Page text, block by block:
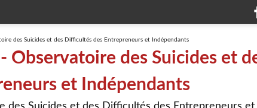
Observatoire des Suicides et
et Indépendants